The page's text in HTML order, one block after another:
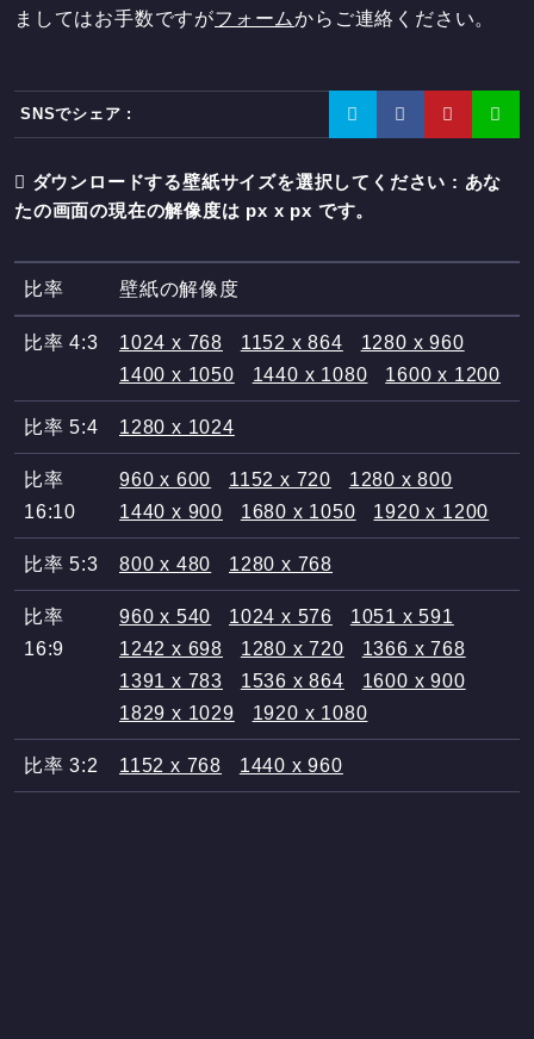
ましてはお手数ですがフォームからご連絡ください。
SNSでシェア :
ダウンロードする壁紙サイズを選択してください : あな
たの画面の現在の解像度は px x px です。
比率 壁紙の解像度
比率 4:3 1024 x 768 1152 x 864
1280 x 960
1400 x 1050
1440 x 1080 1600 x 1200
比率 5:4 1280 x 1024
比率
16:10
960 x 600 1152 x 720
1280 x 800
1440 x 900
1680 x 1050 1920 x 1200
比率 5:3 800 x 480 1280 x 768
比率
16:9
960 x 540 1024 x 576
1051 x 591
1242 x 698
1280 x 720
1366 x 768
1391 x 783
1536 x 864
1600 x 900
1829 x 1029
1920 x 1080
比率 3:2 1152 x 768 1440 x 960